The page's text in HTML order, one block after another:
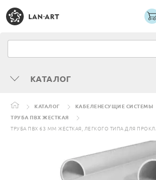
КАТАЛОГ
КАТАЛОГ
КАБЕЛЕНЕСУЩИЕ СИСТЕМЫ
ТРУБА ПВХ ЖЕСТКАЯ
ТРУБА ПВХ 63 ММ ЖЕСТКАЯ, ЛЕГКОГО ТИПА ДЛЯ